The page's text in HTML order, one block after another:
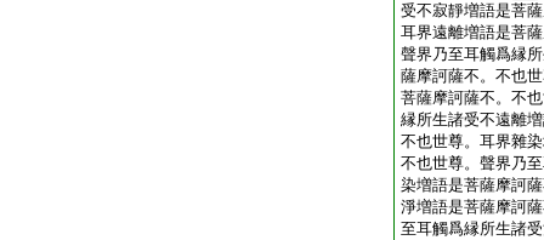
受不寂靜増語是菩
耳界遠離増語是菩
聲界乃至耳觸爲縁
薩摩訶薩不。不也
菩薩摩訶薩不。不
縁所生諸受不遠離
不也世尊。耳界雜
不也世尊。聲界乃
染増語是菩薩摩訶
淨増語是菩薩摩訶
至耳觸爲縁所生諸